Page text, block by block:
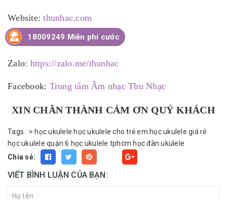
Website:thunhac.com
Hotline: 18009249
Zalo: https://zalo.me/thunhac
Facebook: Trung tâm Âm nhạc Thu Nhạc
XIN CHÂN THÀNH CẢM ƠN QUÝ KHÁCH
Tags : > học ukulele học ukulele cho trẻ em học ukulele giá rẻ
học ukulele quận 6 học ukulele tphcm học đàn ukulele
Chia sẻ:
VIẾT BÌNH LUẬN CỦA BẠN:
18009249 Miễn phí cước